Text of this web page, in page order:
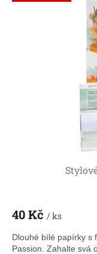
40 Kč / ks
Dlouhé bílé papírky s
Passion. Zahalte svá